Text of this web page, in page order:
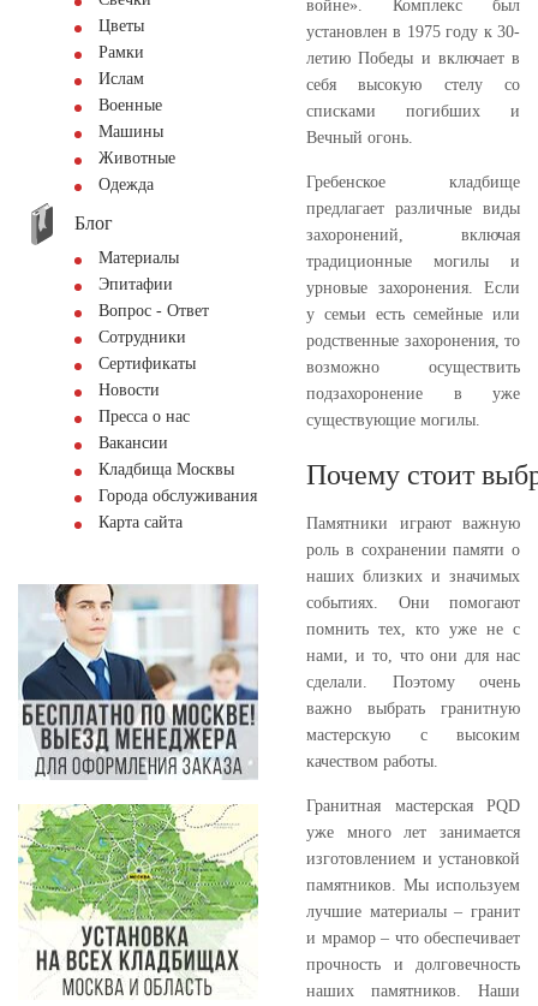
Цветы
Рамки
Ислам
Военные
Машины
Животные
Одежда
Блог
Материалы
Эпитафии
Вопрос - Ответ
Сотрудники
Сертификаты
Новости
Пресса о нас
Вакансии
Кладбища Москвы
Города обслуживания
Карта сайта
войне». Комплекс был
установлен в 1975 году к 30-
летию Победы и включает в
себя высокую стелу со
списками погибших и
Вечный огонь.
Гребенское кладбище
предлагает различные виды
захоронений, включая
традиционные могилы и
урновые захоронения. Если
у семьи есть семейные или
родственные захоронения, то
возможно осуществить
подзахоронение в уже
существующие могилы.
Почему стоит
Памятники играют важную
роль в сохранении памяти о
наших близких и значимых
событиях. Они помогают
помнить тех, кто уже не с
нами, и то, что они для нас
сделали. Поэтому очень
важно выбрать гранитную
мастерскую с высоким
качеством работы.
Гранитная мастерская PQD
уже много лет занимается
изготовлением и установкой
памятников. Мы используем
лучшие материалы – гранит
и мрамор – что обеспечивает
прочность и долговечность
наших памятников. Наши